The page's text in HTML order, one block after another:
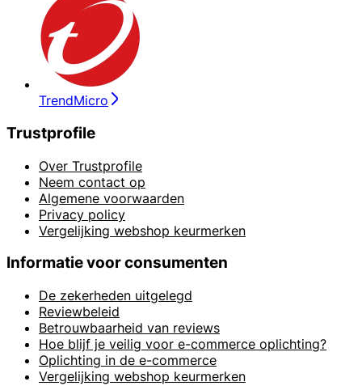
TrendMicro
Trustprofile
Over Trustprofile
Neem contact op
Algemene voorwaarden
Privacy policy
Vergelijking webshop keurmerken
Informatie voor consumenten
De zekerheden uitgelegd
Reviewbeleid
Betrouwbaarheid van reviews
Hoe blijf je veilig voor e-commerce oplichting?
Oplichting in de e-commerce
Vergelijking webshop keurmerken